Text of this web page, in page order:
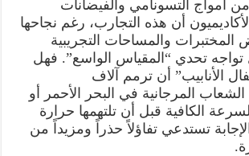
من أمواج التسونامي والفيضانات
أن هذه التجارب، رغم نجاحها
المختبرات والمساحات التجريبية
تواجه تحدي “المقياس الواسع”. فهل
الأنابيب” أن ترمم آلاف
المرجانية في البحر الأحمر أو
الكافية قبل أن تلتهمها حرارة
تستدعي تفاؤلاً حذراً ومزيداً من